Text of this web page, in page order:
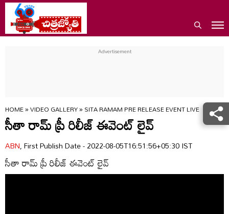
HOME»VIDEO GALLERY»SITA RAMAM PRE RELEASE EVENT LIVE
సీతా రామ్ ప్రీ రిలీజ్ ఈవెంట్ లైవ్
ABN, First Publish Date - 2022-08-05T16:51:56+05:30 IST
సీతా రామ్ ప్రీ రిలీజ్ ఈవెంట్ లైవ్